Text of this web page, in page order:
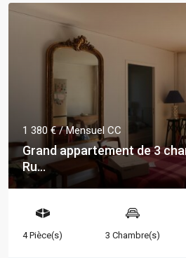
1 380 €/ Mensuel CC
Grand appartement de 3
Ru...
4 Pièce(s) 3 Chambre(s)